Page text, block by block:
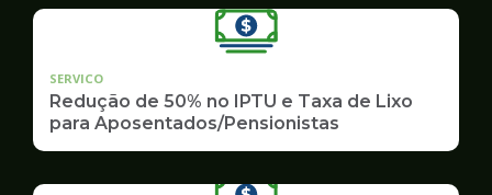
SERVICO
Redução de 50% no IPTU e Taxa de Lixo
para Aposentados/Pensionistas